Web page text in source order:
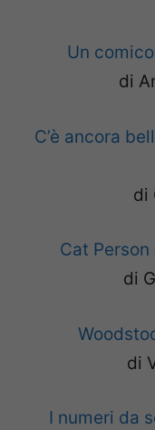
Un
di
C’è ancora
di
Cat
di
di
I numeri da